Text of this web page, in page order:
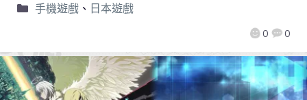
0 0
手機遊戲、 日本遊戲